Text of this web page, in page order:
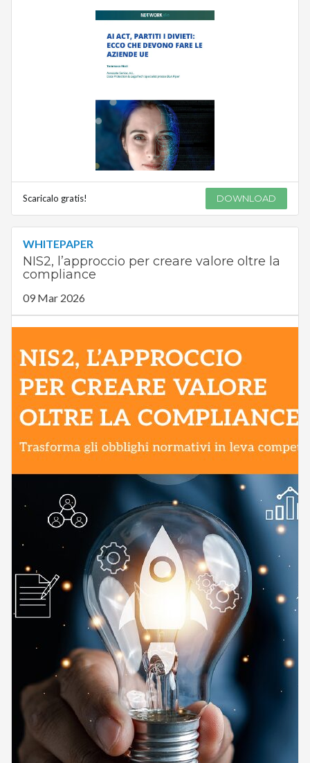
Scaricalo gratis! DOWNLOAD
WHITEPAPER
NIS2, l’approccio per creare valore oltre la
compliance
09 Mar 2026